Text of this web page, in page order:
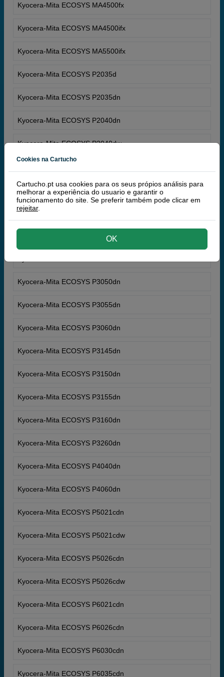
Kyocera-Mita ECOSYS MA4500fx
Kyocera-Mita ECOSYS MA4500ifx
Kyocera-Mita ECOSYS MA5500ifx
Kyocera-Mita ECOSYS P2035d
Kyocera-Mita ECOSYS P2035dn
Kyocera-Mita ECOSYS P2040dn
Kyocera-Mita ECOSYS P2040dw
Kyocera-Mita ECOSYS P2135dn
Kyocera-Mita ECOSYS P2235dn
Kyocera-Mita ECOSYS P2235dw
Kyocera-Mita ECOSYS P3050dn
Kyocera-Mita ECOSYS P3055dn
Kyocera-Mita ECOSYS P3060dn
Kyocera-Mita ECOSYS P3145dn
Kyocera-Mita ECOSYS P3150dn
Kyocera-Mita ECOSYS P3155dn
Kyocera-Mita ECOSYS P3160dn
Kyocera-Mita ECOSYS P3260dn
Kyocera-Mita ECOSYS P4040dn
Kyocera-Mita ECOSYS P4060dn
Kyocera-Mita ECOSYS P5021cdn
Kyocera-Mita ECOSYS P5021cdw
Kyocera-Mita ECOSYS P5026cdn
Kyocera-Mita ECOSYS P5026cdw
Kyocera-Mita ECOSYS P6021cdn
Kyocera-Mita ECOSYS P6026cdn
Kyocera-Mita ECOSYS P6030cdn
Kyocera-Mita ECOSYS P6035cdn
Cookies na Cartucho
Cartucho.pt usa cookies para os seus própios análisis para
melhorar a experiência do usuario e garantir o
funcionamento do site. Se preferir também pode clicar em
rejeitar.
OK